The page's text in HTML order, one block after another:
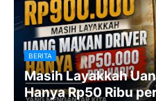
BERITA
Masih Layakkah
Hanya Rp50 Ribu